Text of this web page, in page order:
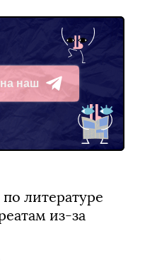
наш
литературе
из-за